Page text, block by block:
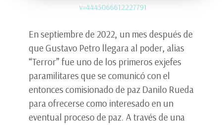
v=4445066612227791
En septiembre de 2022, un mes después de
que Gustavo Petro llegara al poder, alias
“Terror” fue uno de los primeros exjefes
paramilitares que se comunicó con el
entonces comisionado de paz Danilo Rueda
para ofrecerse como interesado en un
eventual proceso de paz. A través de una